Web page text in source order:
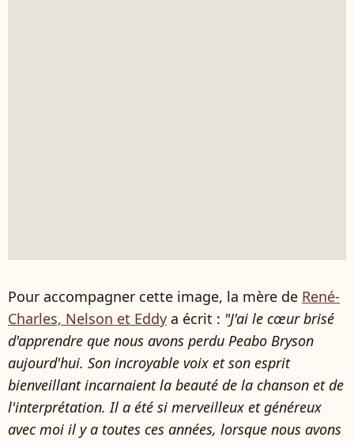
Pour accompagner cette image, la mère de René-
Charles, Nelson et Eddy a écrit : "J'ai le cœur brisé
d'apprendre que nous avons perdu Peabo Bryson
aujourd'hui. Son incroyable voix et son esprit
bienveillant incarnaient la beauté de la chanson et de
l'interprétation. Il a été si merveilleux et généreux
avec moi il y a toutes ces années, lorsque nous avons